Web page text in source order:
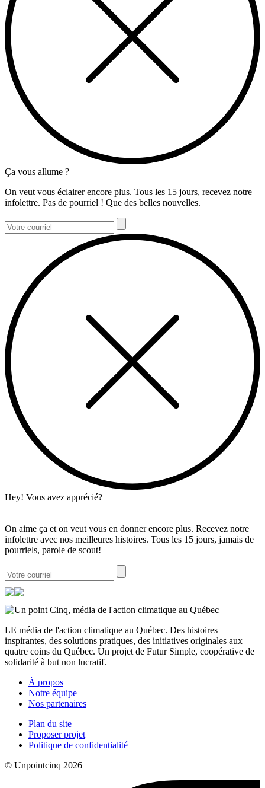
Ça vous allume ?
On veut vous éclairer encore plus. Tous les 15 jours, recevez notre
infolettre. Pas de pourriel ! Que des belles nouvelles.
Hey! Vous avez apprécié?
On aime ça et on veut vous en donner encore plus. Recevez notre
infolettre avec nos meilleures histoires. Tous les 15 jours, jamais de
pourriels, parole de scout!
LE média de l'action climatique au Québec. Des histoires
inspirantes, des solutions pratiques, des initiatives originales aux
quatre coins du Québec. Un projet de Futur Simple, coopérative de
solidarité à but non lucratif.
À propos
Notre équipe
Nos partenaires
Plan du site
Proposer projet
Politique de confidentialité
© Unpointcinq 2026